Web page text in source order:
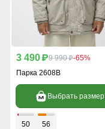
3 490 p9 990 p-65%
Парка 2608B
Выбрать размер
50 56